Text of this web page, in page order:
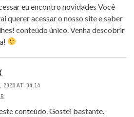
eu encontro novidades Você
querer acessar o nosso site e saber
conteúdo único. Venha descobrir
2025 AT 04:14
conteúdo. Gostei bastante.